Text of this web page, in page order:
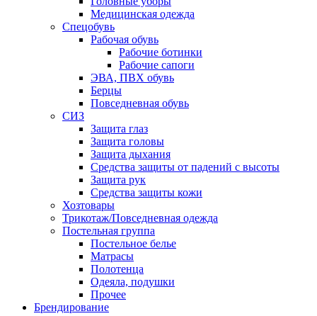
Медицинская одежда
Спецобувь
Рабочая обувь
Рабочие ботинки
Рабочие сапоги
ЭВА, ПВХ обувь
Берцы
Повседневная обувь
СИЗ
Защита глаз
Защита головы
Защита дыхания
Средства защиты от падений с высоты
Защита рук
Средства защиты кожи
Хозтовары
Трикотаж/Повседневная одежда
Постельная группа
Постельное белье
Матрасы
Полотенца
Одеяла, подушки
Прочее
Брендирование